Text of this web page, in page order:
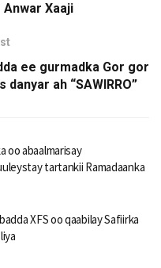
Xaaji
ee gurmadka Gor gor
ah “SAWIRRO”
oo abaalmarisay
tartankii Ramadaanka
XFS oo qaabilay Safiirka